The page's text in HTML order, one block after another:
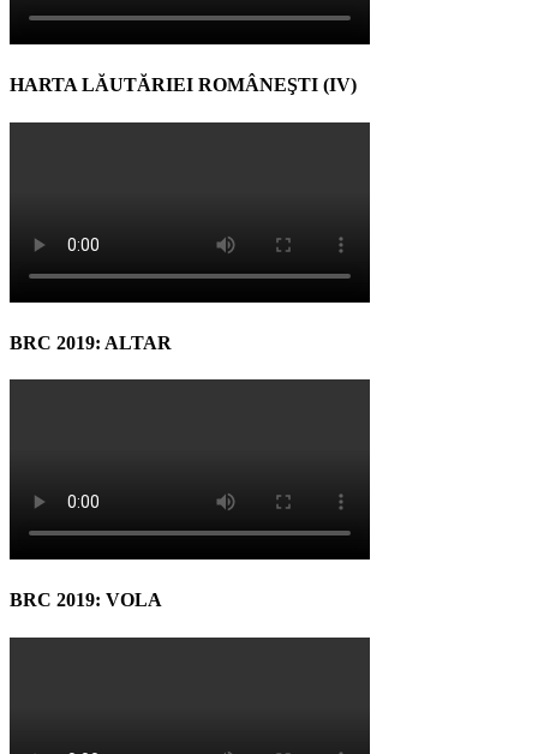
HARTA LĂUTĂRIEI ROMÂNEŞTI (IV)
BRC 2019: ALTAR
BRC 2019: VOLA